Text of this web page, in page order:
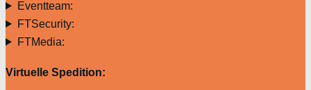
Eventteam:
FTSecurity:
FTMedia:
Virtuelle Spedition: